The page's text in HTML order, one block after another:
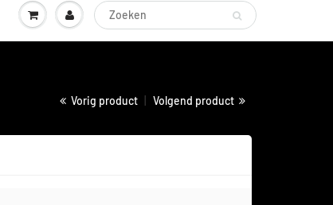
Vorig product Volgend product